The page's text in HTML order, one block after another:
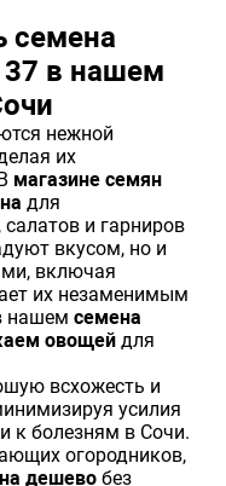
семена
37 в нашем
нежной
их
магазине семян
для
салатов и гарниров
вкусом, но и
включая
их незаменимым
нашем семена
овощей для
всхожесть и
усилия
к болезням в Сочи.
огородников,
дешево без